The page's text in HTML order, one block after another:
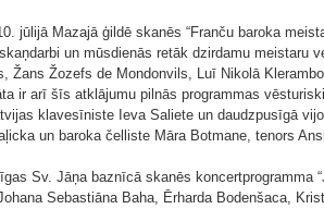
jūlijā Mazajā ģildē skanēs “Franču baroka
un mūsdienās retāk dzirdamu meistaru
Žans Žozefs de Mondonvils, Luī Nikolā
ir arī šīs atklājumu pilnās programmas
klavesīniste Ieva Saliete un daudzpusīgā
un baroka čelliste Māra Botmane, tenors
Sv. Jāņa baznīcā skanēs koncertprogramma
Sebastiāna Baha, Ērharda Bodenšaca,